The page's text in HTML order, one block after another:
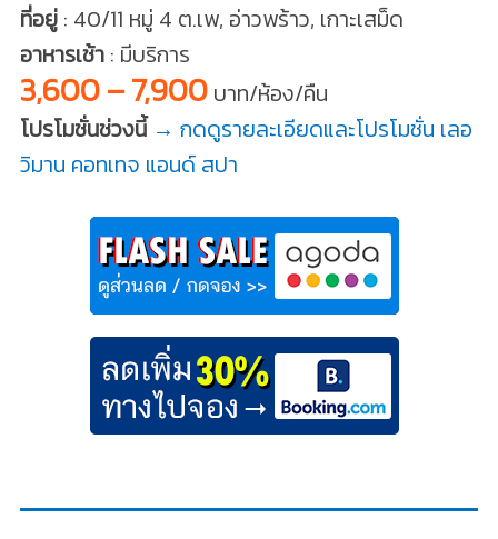
ที่อยู่: 40/11 หมู่ 4 ต.เพ, อ่าวพร้าว, เกาะเสม็ด
อาหารเช้า: มีบริการ
3,600 – 7,900บาท/ห้อง/คืน
โปรโมชั่นช่วงนี้ → กดดูรายละเอียดและโปรโมชั่น เลอ
วิมาน คอทเทจ แอนด์ สปา